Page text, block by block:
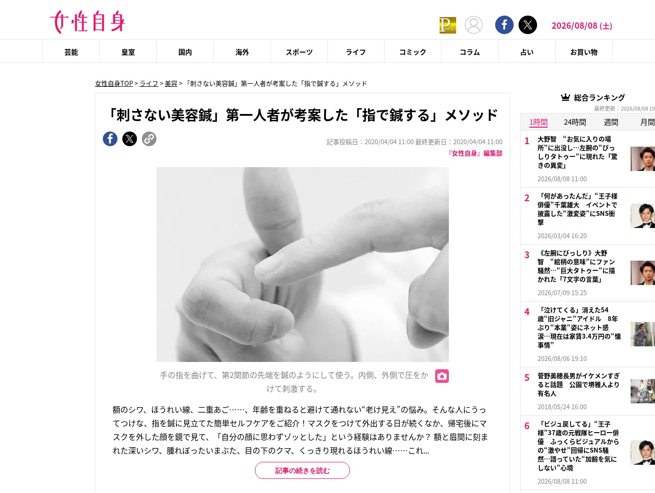
2026/08/08 (土)
芸能 皇室 国内 海外 スポーツ ライフ コミック コラム 占い お買い物
女性自身TOP> ライフ >美容> 「刺さない美容鍼」第一人者が考案した「指で鍼する」メソッド
「刺さない美容鍼」第一人者が考案した「指で鍼する」メソッド
記事投稿日：2020/04/04 11:00 最終更新日：2020/04/04 11:00
『女性自身』編集部
手の指を曲げて、第2関節の先端を鍼のようにして使う。内側、外側で圧をか
けて刺激する。
額のシワ、ほうれい線、二重あご……、年齢を重ねると避けて通れない“老け見え”の悩み。そんな人にうっ
てつけな、指を鍼に見立てた簡単セルフケアをご紹介！マスクをつけて外出する日が続くなか、帰宅後にマ
スクを外した顔を鏡で見て、「自分の顔に思わずゾッとした」という経験はありませんか？ 額と眉間に刻ま
れた深いシワ、腫れぼったいまぶた、目の下のクマ、くっきり現れるほうれい線……これ...
記事の続きを読む
総合ランキング
最終更新：2026/08/08
1時間 24時間 週間 月間
大野智 “お気に入りの場
所”に出没し…左腕の“びっ
しりタトゥー”に現れた「驚
きの異変」
2026/08/08 11:00
「何があったんだ」“王子様
俳優”千葉雄大 イベントで
披露した“激変姿”にSNS衝
撃
2026/03/04 16:20
《左腕にびっしり》大野
智 “絵柄の意味”にファン
騒然…“巨大タトゥー”に描
かれた「7文字の言葉」
2026/07/09 15:25
「泣けてくる」消えた54
歳“旧ジャニ”アイドル 8年
ぶり“本業”姿にネット感
涙…現在は家賃3.4万円の“懐
事情”
2026/08/06 19:10
菅野美穂長男がイケメンすぎ
ると話題 公園で堺雅人より
有名人
2018/05/24 16:00
「ビジュ戻してる」“王子
様”37歳の元戦隊ヒーロー俳
優 ふっくらビジュアルから
の“激やせ”回帰にSNS騒
然…語っていた“加齢を気に
しない”心境
2026/08/08 11:00